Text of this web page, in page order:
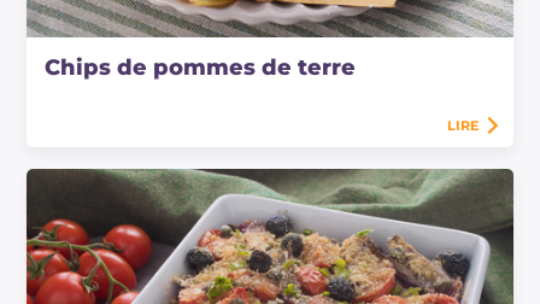
Chips de pommes de terre
LIRE